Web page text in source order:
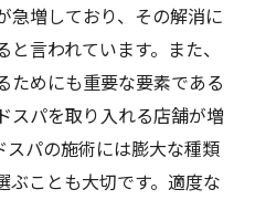
急増しており、その解消に
言われています。また、
ためにも重要な要素である
スパを取り入れる店舗が増
スパの施術には膨大な種類
ぶことも大切です。適度な